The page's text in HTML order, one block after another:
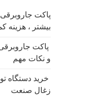
پاکت
بیشتر ، هزینه
پاکت
و نکات مهم
خرید دستگاه
زغال صنعت